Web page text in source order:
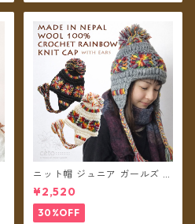
ニット帽 ジュニア ガールズ キ
ッズ レディースS クロシェッ
トレインボー ボンボン ネパー
ル ウール100% 耳あて 耳つき
フリース裏地付き 帽子 【メー
¥2,520
30%OFF